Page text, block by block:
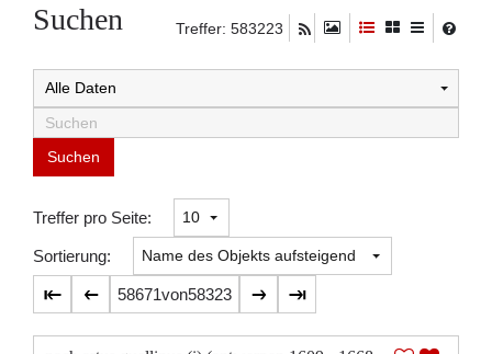
Suchen Treffer: 583223
Suchtreffer:
Treffer pro Seite:
Sortierung:
58671von58323